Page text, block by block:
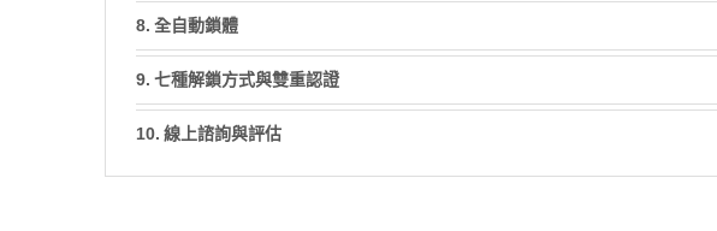
全自動鎖體
七種解鎖方式與雙重認證
線上諮詢與評估